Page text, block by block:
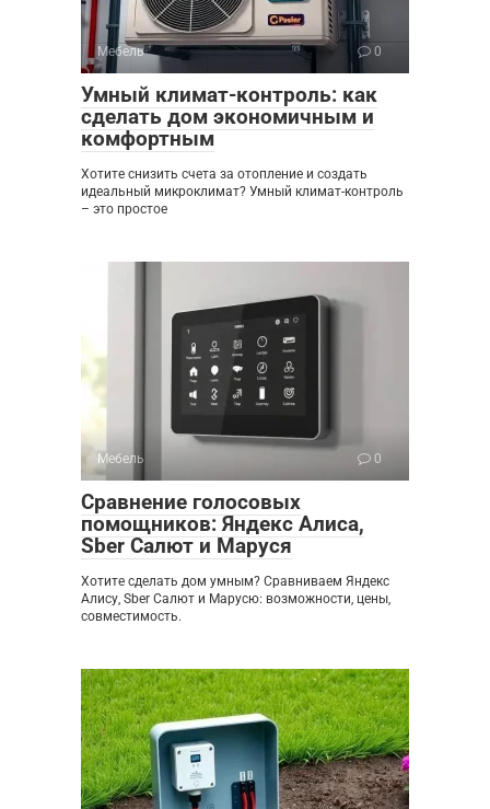
Мебель 0
Умный климат-контроль: как
сделать дом экономичным и
комфортным
Хотите снизить счета за отопление и создать
идеальный микроклимат? Умный климат-контроль
– это простое
Мебель 0
Сравнение голосовых
помощников: Яндекс Алиса,
Sber Салют и Маруся
Хотите сделать дом умным? Сравниваем Яндекс
Алису, Sber Салют и Марусю: возможности, цены,
совместимость.